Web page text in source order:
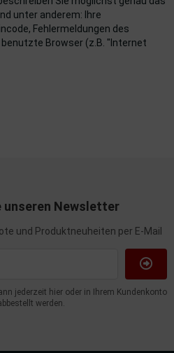
unter anderem: Ihre
Fehlermeldungen des
Browser (z.B. "Internet
unseren Newsletter
und Produktneuheiten per E-Mail
jederzeit hier oder in Ihrem Kundenkonto
werden.